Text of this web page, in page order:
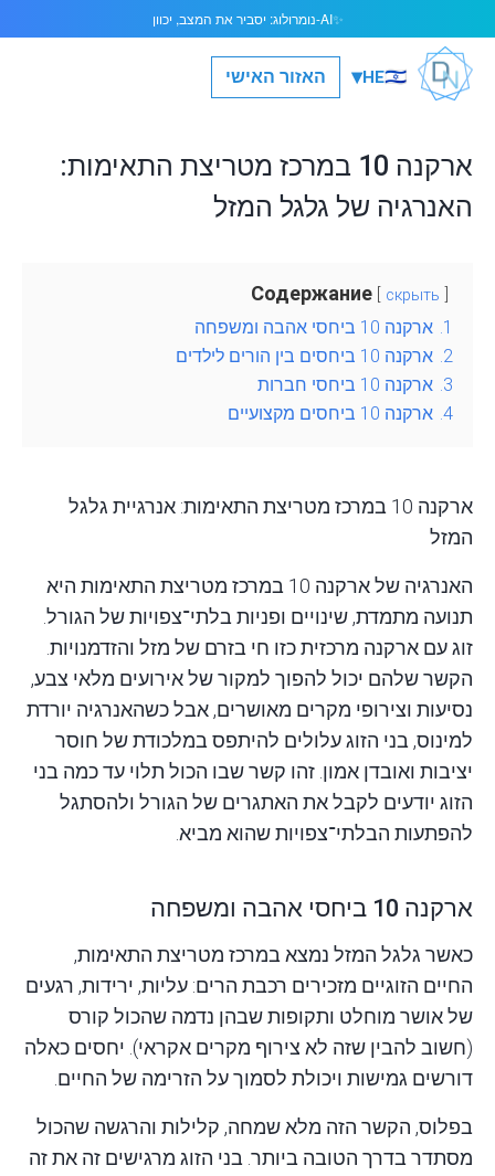
🇮🇱
HE
▾ האזור האישי
ארקנה 10 במרכז מטריצת התאימות:
האנרגיה של גלגל המזל
Содержание скрыть
1. ארקנה 10 ביחסי אהבה ומשפחה
2. ארקנה 10 ביחסים בין הורים לילדים
3. ארקנה 10 ביחסי חברות
4. ארקנה 10 ביחסים מקצועיים
ארקנה 10 במרכז מטריצת התאימות: אנרגיית גלגל
המזל
האנרגיה של ארקנה 10 במרכז מטריצת התאימות היא
תנועה מתמדת, שינויים ופניות בלתי־צפויות של הגורל.
זוג עם ארקנה מרכזית כזו חי בזרם של מזל והזדמנויות.
הקשר שלהם יכול להפוך למקור של אירועים מלאי צבע,
נסיעות וצירופי מקרים מאושרים, אבל כשהאנרגיה יורדת
למינוס, בני הזוג עלולים להיתפס במלכודת של חוסר
יציבות ואובדן אמון. זהו קשר שבו הכול תלוי עד כמה בני
הזוג יודעים לקבל את האתגרים של הגורל ולהסתגל
להפתעות הבלתי־צפויות שהוא מביא.
ארקנה 10 ביחסי אהבה ומשפחה
כאשר גלגל המזל נמצא במרכז מטריצת התאימות,
החיים הזוגיים מזכירים רכבת הרים: עליות, ירידות, רגעים
של אושר מוחלט ותקופות שבהן נדמה שהכול קורס
(חשוב להבין שזה לא צירוף מקרים אקראי). יחסים כאלה
דורשים גמישות ויכולת לסמוך על הזרימה של החיים.
בפלוס, הקשר הזה מלא שמחה, קלילות והרגשה שהכול
מסתדר בדרך הטובה ביותר. בני הזוג מרגישים זה את זה
✨AI-נומרולוג: יסביר את המצב, יכוון